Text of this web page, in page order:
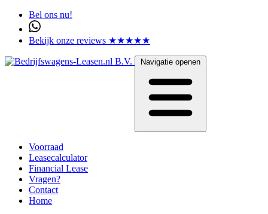
Bel ons nu!
Bekijk onze reviews ★★★★★
Navigatie openen
Voorraad
Leasecalculator
Financial Lease
Vragen?
Contact
Home